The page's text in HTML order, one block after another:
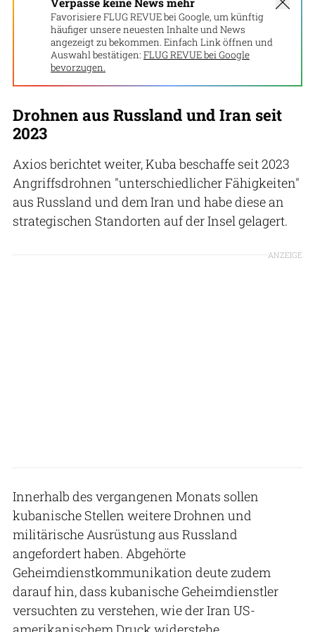
Favorisiere FLUG REVUE bei Google, um künftig
häufiger unsere neuesten Inhalte und News
angezeigt zu bekommen. Einfach Link öffnen und
Auswahl bestätigen: FLUG REVUE bei Google
bevorzugen.
Drohnen aus Russland und Iran seit
2023
Axios berichtet weiter, Kuba beschaffe seit 2023
Angriffsdrohnen "unterschiedlicher Fähigkeiten"
aus Russland und dem Iran und habe diese an
strategischen Standorten auf der Insel gelagert.
ANZEIGE
Innerhalb des vergangenen Monats sollen
kubanische Stellen weitere Drohnen und
militärische Ausrüstung aus Russland
angefordert haben. Abgehörte
Geheimdienstkommunikation deute zudem
darauf hin, dass kubanische Geheimdienstler
versuchten zu verstehen, wie der Iran US-